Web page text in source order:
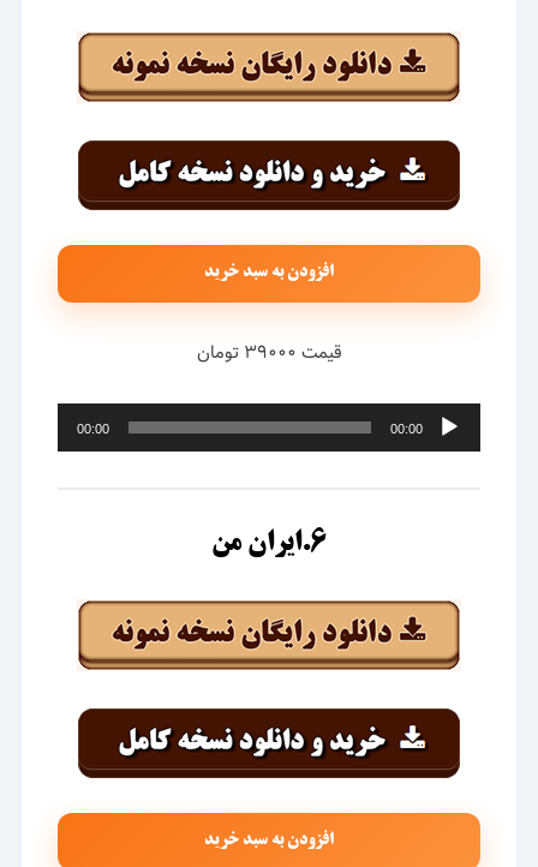
افزودن به سبد خرید
قیمت ۳۹۰۰۰ تومان
پخش‌کننده
صوت
00:00
00:00
۶.ایران من
افزودن به سبد خرید